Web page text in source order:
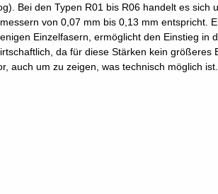
Bei den Typen R01 bis R06 handelt es sich
von 0,07 mm bis 0,13 mm entspricht.
Einzelfasern, ermöglicht den Einstieg in
da für diese Stärken kein größeres
auch um zu zeigen, was technisch möglich